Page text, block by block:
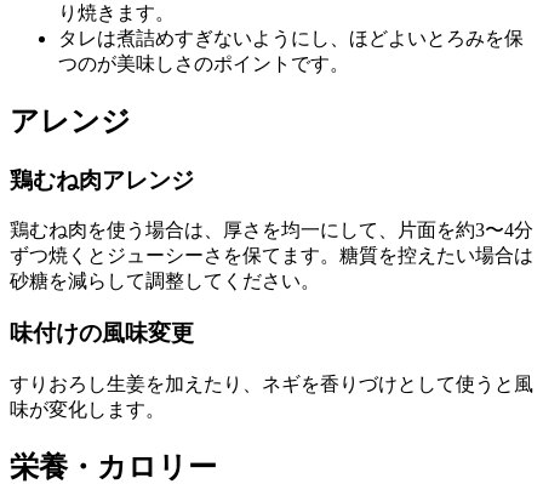
り焼きます。
タレは煮詰めすぎないようにし、ほどよいとろみを保
つのが美味しさのポイントです。
アレンジ
鶏むね肉アレンジ
鶏むね肉を使う場合は、厚さを均一にして、片面を約3〜4分
ずつ焼くとジューシーさを保てます。糖質を控えたい場合は
砂糖を減らして調整してください。
味付けの風味変更
すりおろし生姜を加えたり、ネギを香りづけとして使うと風
味が変化します。
栄養・カロリー